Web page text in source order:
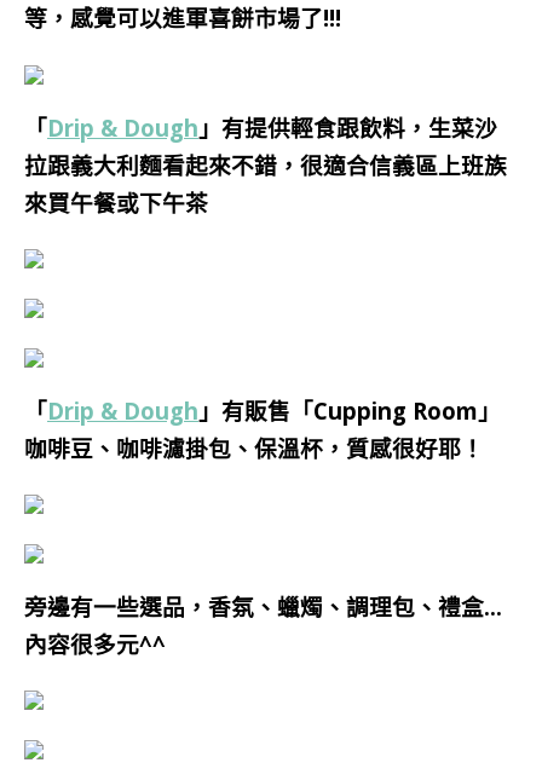
等，感覺可以進軍喜餅市場了!!!
「Drip & Dough 」有提供輕食跟飲料，生菜沙
拉跟義大利麵看起來不錯，很適合信義區上班族
來買午餐或下午茶
「Drip & Dough 」有販售「Cupping Room」
咖啡豆、咖啡濾掛包、保溫杯，質感很好耶！
旁邊有一些選品，香氛、蠟燭、調理包、禮盒…
內容很多元^^